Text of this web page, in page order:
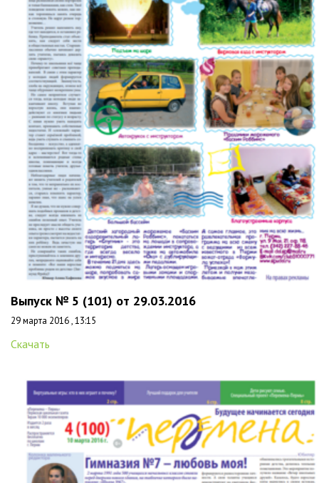
Выпуск № 5 (101) от 29.03.2016
29 марта 2016 , 13:15
Скачать